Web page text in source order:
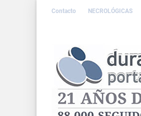
Contacto NECROLÓGICAS